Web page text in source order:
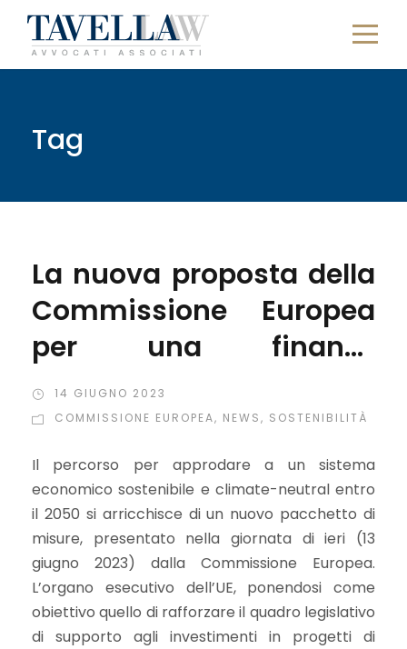
Tag
La nuova proposta della
Commissione Europea
per una finanza
sostenibile
14 GIUGNO 2023
COMMISSIONE EUROPEA, NEWS, SOSTENIBILITÀ
Il percorso per approdare a un sistema
economico sostenibile e climate-neutral entro
il 2050 si arricchisce di un nuovo pacchetto di
misure, presentato nella giornata di ieri (13
giugno 2023) dalla Commissione Europea.
L’organo esecutivo dell’UE, ponendosi come
obiettivo quello di rafforzare il quadro legislativo
di supporto agli investimenti in progetti di